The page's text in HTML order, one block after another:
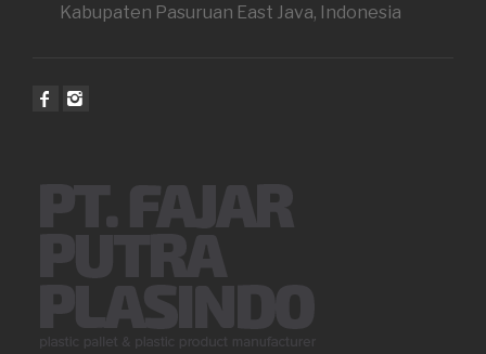
Kabupaten Pasuruan East Java, Indonesia